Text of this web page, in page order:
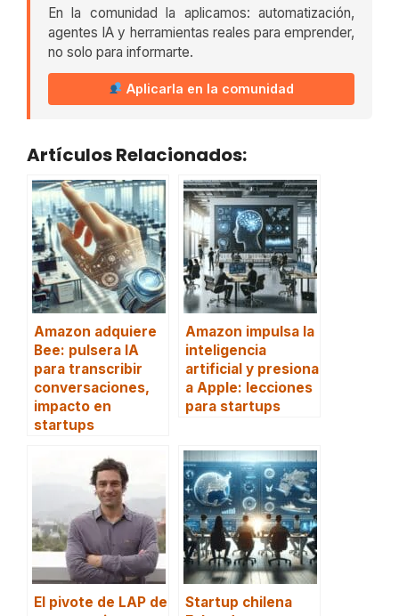
En la comunidad la aplicamos: automatización,
agentes IA y herramientas reales para emprender,
no solo para informarte.
Aplicarla en la comunidad
Artículos Relacionados:
Amazon adquiere
Bee: pulsera IA
para transcribir
conversaciones,
impacto en
startups
Amazon impulsa la
inteligencia
artificial y presiona
a Apple: lecciones
para startups
El pivote de LAP de
Startup chilena